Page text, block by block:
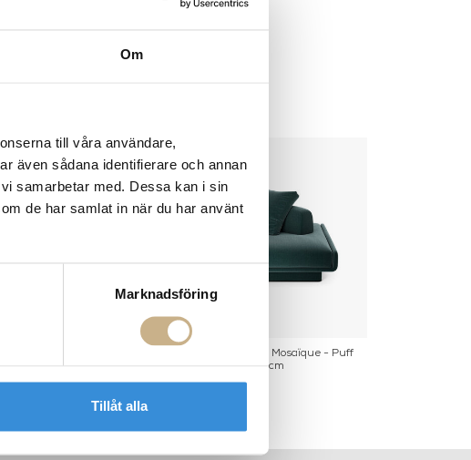
Om
till våra användare,
även sådana identifierare och annan
samarbetar med. Dessa kan i sin
de har samlat in när du har använt
Marknadsföring
Tillåt alla
Schäslong 275cm
Sittsystem Lilas Mosaïque - Puff
95cm